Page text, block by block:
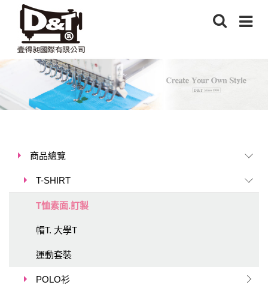
商品總覽
T-SHIRT
T恤素面.訂製
帽T. 大學T
運動套裝
POLO衫